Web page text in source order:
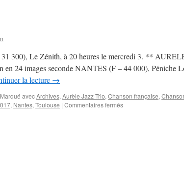
300), Le Zénith, à 20 heures le mercredi 3. **
en 24 images seconde NANTES (F – 44 000), Péniche
la lecture →
Marqué avecArchives, Aurèle Jazz Trio, Chanson française,
, Nantes, Toulouse | Commentaires ferméssur